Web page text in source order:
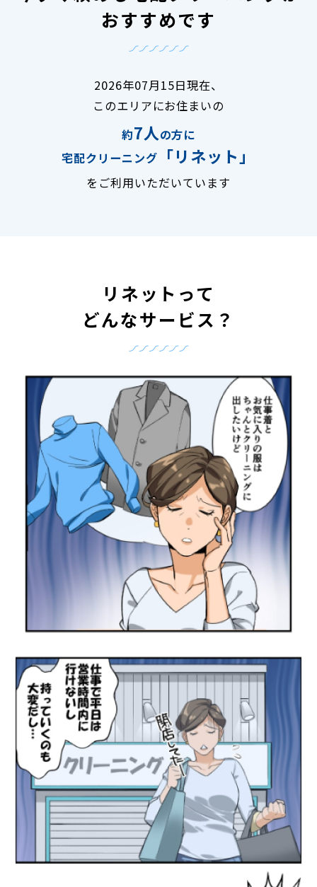
おすすめです
2026年07月15日現在、
このエリアにお住まいの
約7人の方に
宅配クリーニング
「リネット」
をご利用いただいています
リネットって
どんなサービス？